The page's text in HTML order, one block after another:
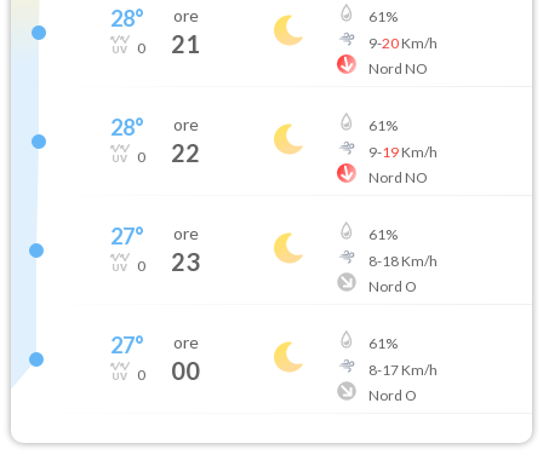
28°
0
ore
21
61%
9-20Km/h
Nord NO
28°
0
ore
22
61%
9-19Km/h
Nord NO
27°
0
ore
23
61%
8-18Km/h
Nord O
27°
0
ore
00
61%
8-17Km/h
Nord O